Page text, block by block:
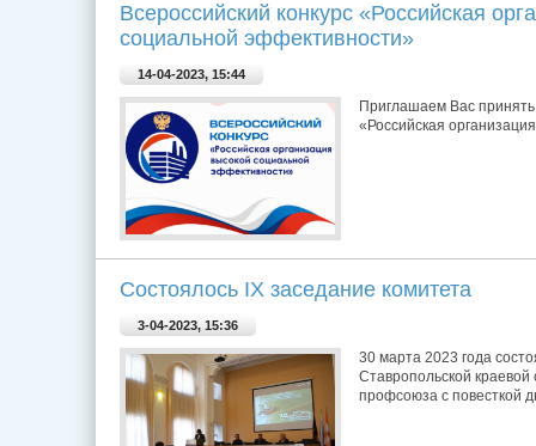
Всероссийский конкурс «Российская
социальной эффективности»
14-04-2023, 15:44
Приглашаем Вас принять
«Российская
Состоялось IX заседание комитета
3-04-2023, 15:36
30 марта 2023 года
Ставропольской
профсоюза с повесткой